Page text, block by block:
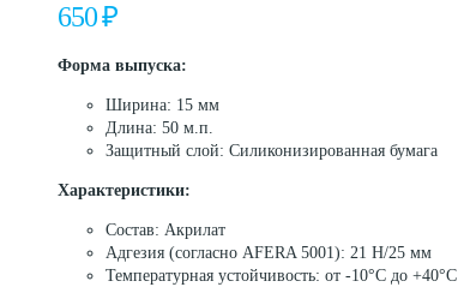
650₽
Форма выпуска:
Ширина: 15 мм
Длина: 50 м.п.
Защитный слой: Силиконизированная бумага
Характеристики:
Состав: Акрилат
Адгезия (согласно AFERA 5001): 21 Н/25 мм
Температурная устойчивость: от -10°С до +40°С